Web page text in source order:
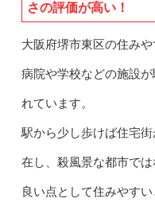
さの評価が高い！
大阪府堺市東区の住み
病院や学校などの施設
れています。
駅から少し歩けば住宅
在し、殺風景な都市で
良い点として住みやすい